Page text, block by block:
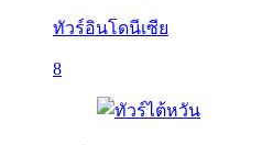
ทัวร์อินโดนีเซีย
8